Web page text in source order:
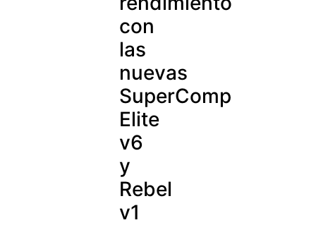
con
las
nuevas
SuperComp
Elite
v6
y
Rebel
v1